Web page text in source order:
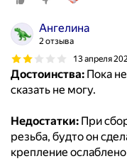
Ангелина
2 отзыва
13 апреля
Достоинства: Пока
сказать не могу.
Недостатки: При
резьба, будто он
крепление ослаблено